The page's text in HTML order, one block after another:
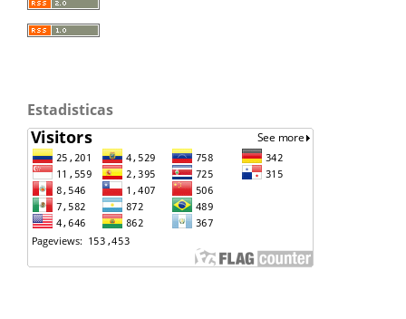
Estadisticas